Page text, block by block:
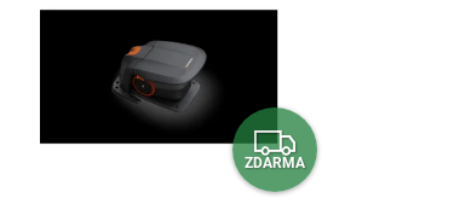
Z
D
ZDARMA